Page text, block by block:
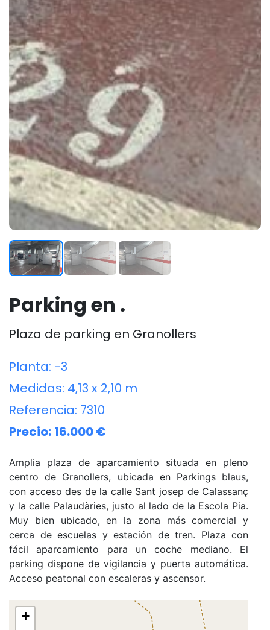
Parking en .
Plaza de parking en Granollers
Planta: -3
Medidas: 4,13 x 2,10 m
Referencia: 7310
Precio: 16.000 €
Amplia plaza de aparcamiento situada en pleno
centro de Granollers, ubicada en Parkings blaus,
con acceso des de la calle Sant josep de Calassanç
y la calle Palaudàries, justo al lado de la Escola Pia.
Muy bien ubicado, en la zona más comercial y
cerca de escuelas y estación de tren. Plaza con
fácil aparcamiento para un coche mediano. El
parking dispone de vigilancia y puerta automática.
Acceso peatonal con escaleras y ascensor.
+